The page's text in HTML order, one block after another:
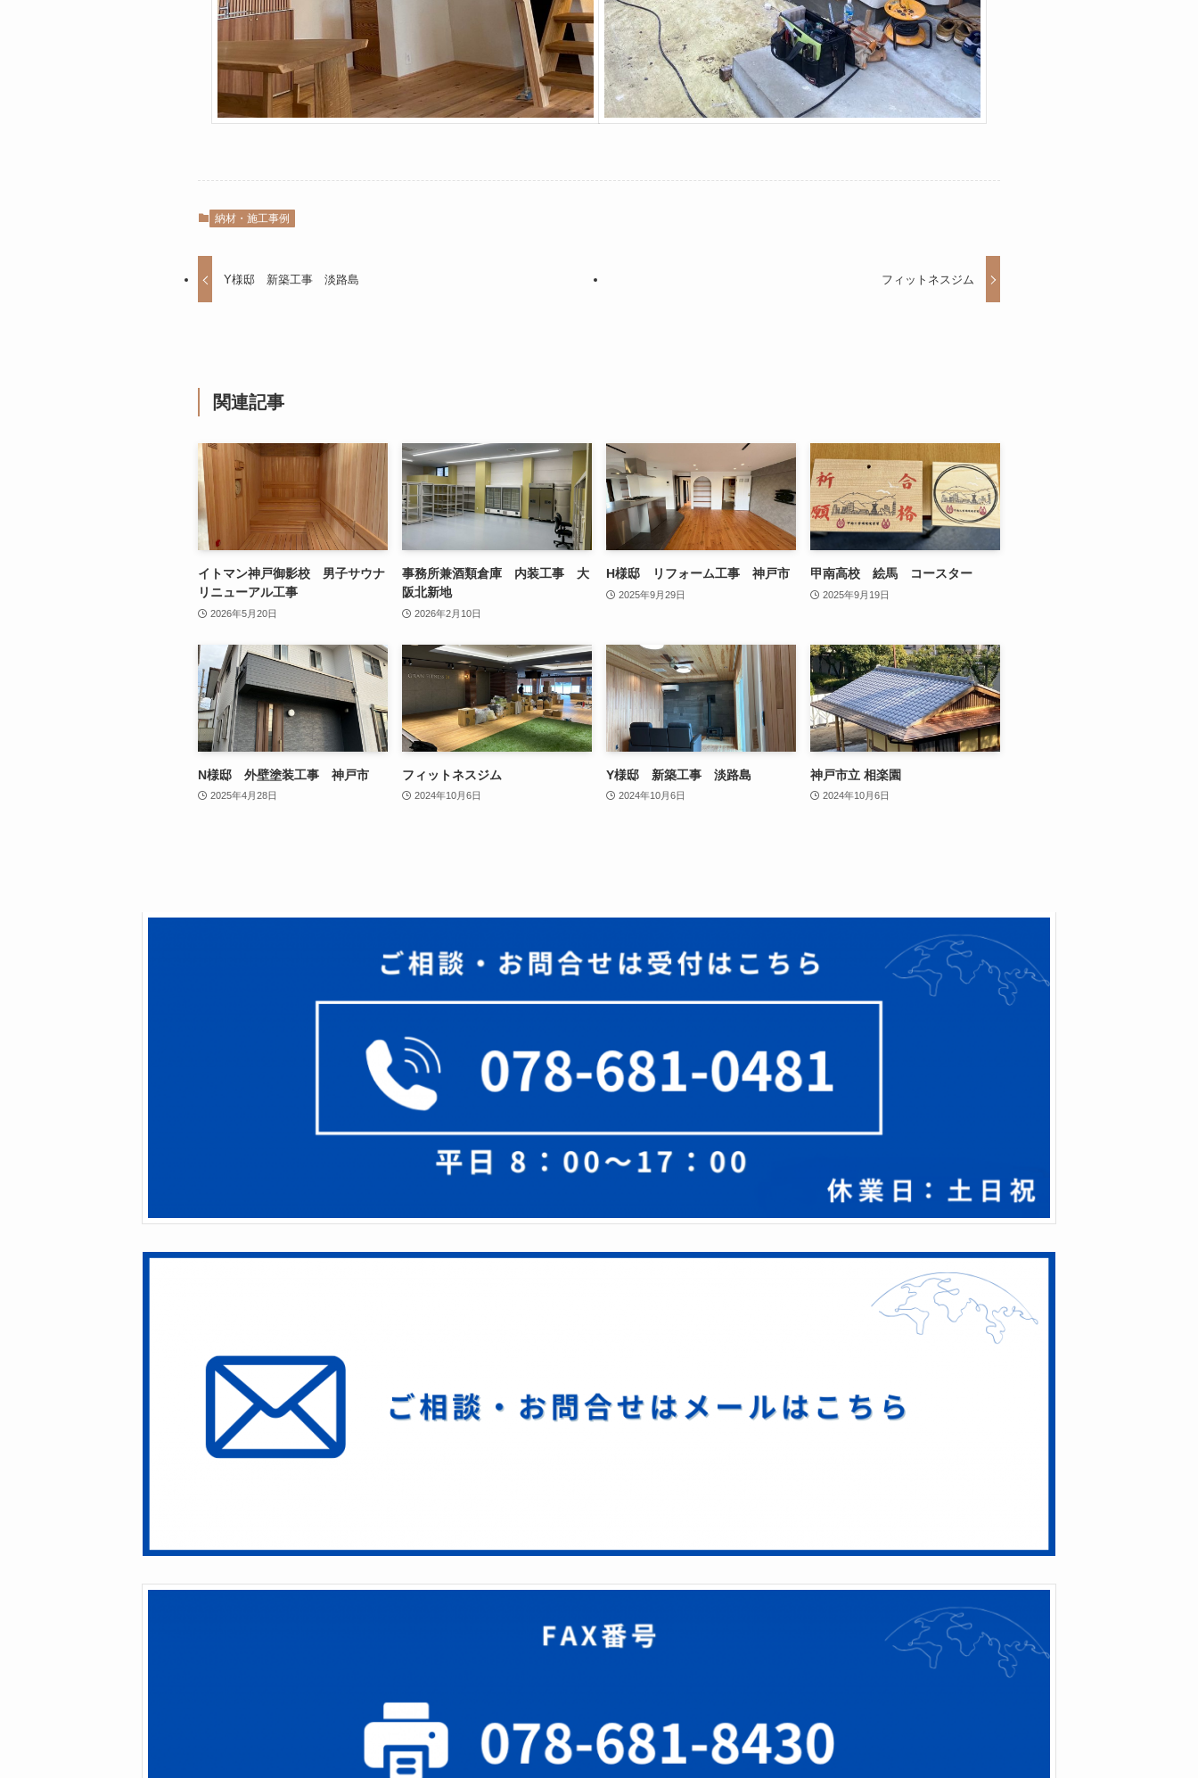
納材・施工事例
Y様邸 新築工事 淡路島 フィットネスジム
関連記事
イトマン神戸御影校 男子サウナ
リニューアル工事
2026年5月20日
事務所兼酒類倉庫 内装工事 大
阪北新地
2026年2月10日
H様邸 リフォーム工事 神戸市
2025年9月29日
甲南高校 絵馬 コースター
2025年9月19日
N様邸 外壁塗装工事 神戸市
2025年4月28日
フィットネスジム
2024年10月6日
Y様邸 新築工事 淡路島
2024年10月6日
神戸市立 相楽園
2024年10月6日